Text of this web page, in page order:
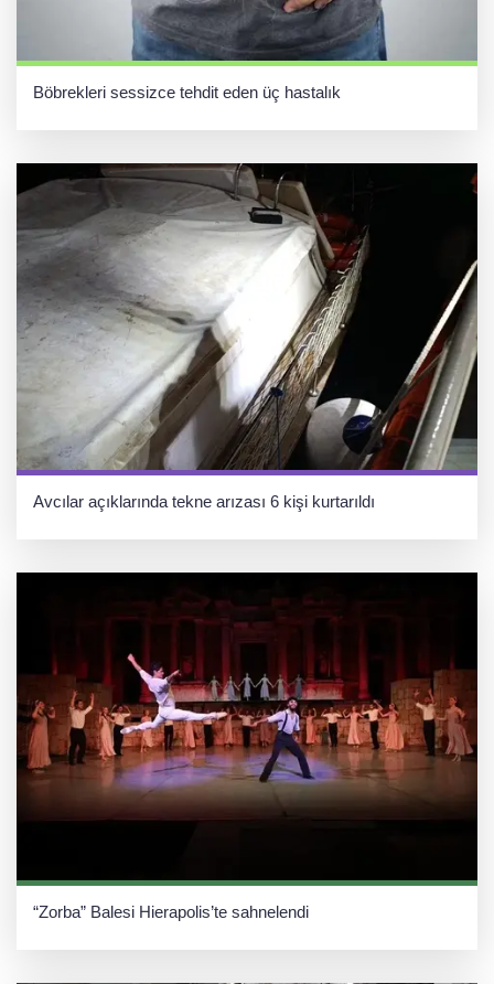
Böbrekleri sessizce tehdit eden üç hastalık
Avcılar açıklarında tekne arızası 6 kişi kurtarıldı
“Zorba” Balesi Hierapolis’te sahnelendi